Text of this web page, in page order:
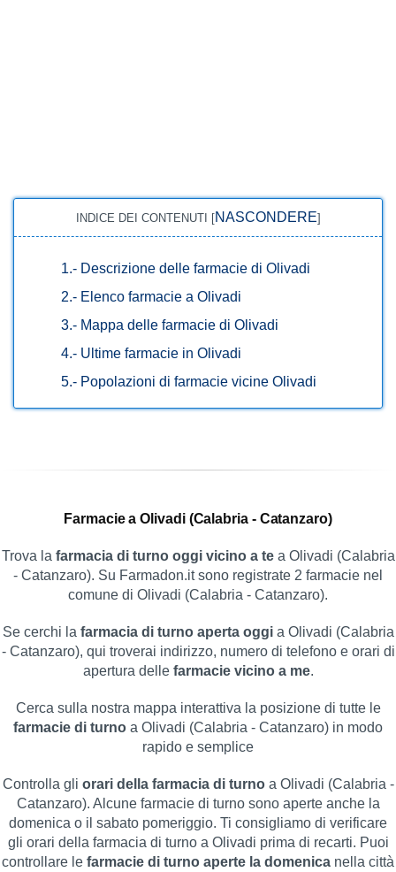
INDICE DEI CONTENUTI [NASCONDERE]
1.- Descrizione delle farmacie di Olivadi
2.- Elenco farmacie a Olivadi
3.- Mappa delle farmacie di Olivadi
4.- Ultime farmacie in Olivadi
5.- Popolazioni di farmacie vicine Olivadi
Farmacie a Olivadi (Calabria - Catanzaro)
Trova la farmacia di turno oggi vicino a tea Olivadi (Calabria
- Catanzaro). Su Farmadon.it sono registrate 2 farmacie nel
comune di Olivadi (Calabria - Catanzaro).
Se cerchi la farmacia di turno aperta oggia Olivadi (Calabria
- Catanzaro), qui troverai indirizzo, numero di telefono e orari di
apertura delle farmacie vicino a me.
Cerca sulla nostra mappa interattiva la posizione di tutte le
farmacie di turno a Olivadi (Calabria - Catanzaro) in modo
rapido e semplice
Controlla gli orari della farmacia di turnoa Olivadi (Calabria -
Catanzaro). Alcune farmacie di turno sono aperte anche la
domenica o il sabato pomeriggio. Ti consigliamo di verificare
gli orari della farmacia di turno a Olivadi prima di recarti. Puoi
controllare le farmacie di turno aperte la domenica nella città